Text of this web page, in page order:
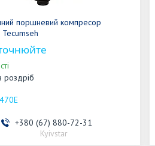
поршневий компресор
роздріб
+380 (67) 880-72-31
Kyivstar